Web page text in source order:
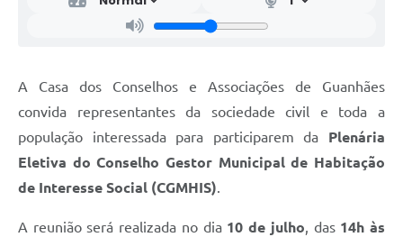
A Casa dos Conselhos e Associações de Guanhães
convida representantes da sociedade civil e toda a
população interessada para participarem da Plenária
Eletiva do Conselho Gestor Municipal de Habitação
de Interesse Social (CGMHIS).
A reunião será realizada no dia 10 de julho, das 14h às